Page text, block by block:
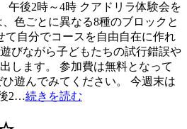
後2時～4時 クアドリラ体験会を
色ごとに異なる8種のブロックと
て自分でコースを自由自在に作れ
びながら子どもたちの試行錯誤や
します。 参加費は無料となって
遊んでみてください。 今週末は
2…続きを読む